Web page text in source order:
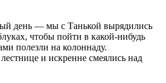
день — мы с Танькой вырядились
чтобы пойти в какой-нибудь
полезли на колоннаду.
и искренне смеялись над